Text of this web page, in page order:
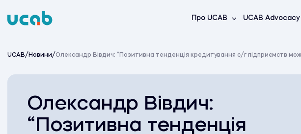
to
Про UCAB UCAB Advocacy
UCAB/ Новини/Олександр Вівдич: “Позитивна тенденція кредитування с/г підприємств
Олександр Вівдич:
“Позитивна тенденція